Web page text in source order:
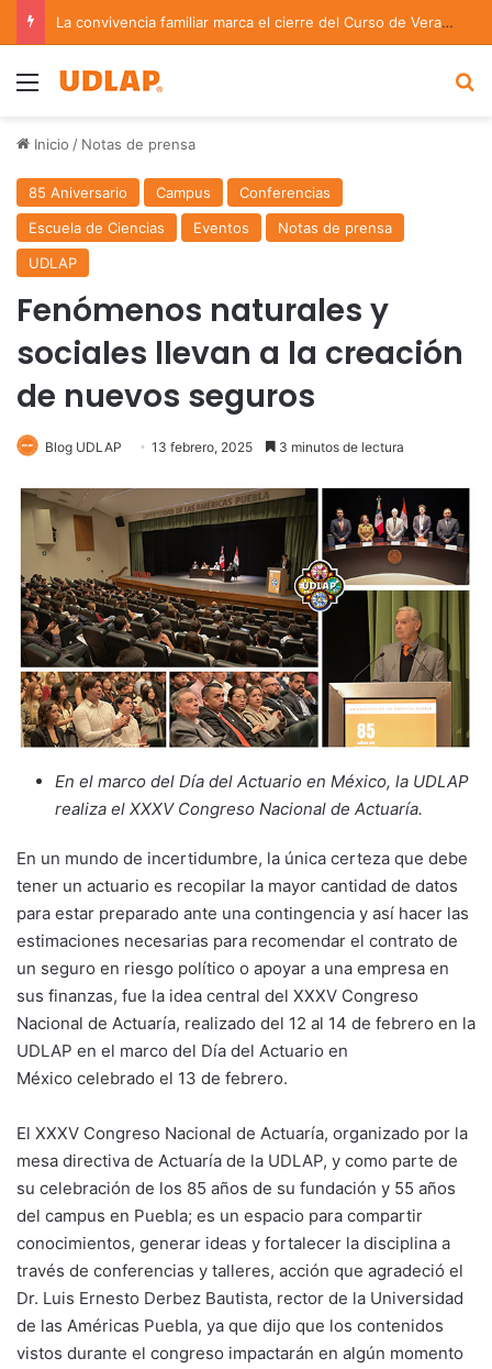
La convivencia familiar marca el cierre del Curso de Verano de Escuelas Aztecas
Menu
Inicio / Notas de prensa
85 Aniversario Campus
Conferencias
Escuela de Ciencias
Eventos
Notas de prensa
UDLAP
Fenómenos naturales y
sociales llevan a la creación
de nuevos seguros
Blog UDLAP 13 febrero, 2025 3 minutos de lectura
En el marco del Día del Actuario en México, la UDLAP
realiza el XXXV Congreso Nacional de Actuaría.
En un mundo de incertidumbre, la única certeza que debe
tener un actuario es recopilar la mayor cantidad de datos
para estar preparado ante una contingencia y así hacer las
estimaciones necesarias para recomendar el contrato de
un seguro en riesgo político o apoyar a una empresa en
sus finanzas, fue la idea central del XXXV Congreso
Nacional de Actuaría, realizado del 12 al 14 de febrero en la
UDLAP en el marco del Día del Actuario en
México celebrado el 13 de febrero.
El XXXV Congreso Nacional de Actuaría, organizado por la
mesa directiva de Actuaría de la UDLAP, y como parte de
su celebración de los 85 años de su fundación y 55 años
del campus en Puebla; es un espacio para compartir
conocimientos, generar ideas y fortalecer la disciplina a
través de conferencias y talleres, acción que agradeció el
Dr. Luis Ernesto Derbez Bautista, rector de la Universidad
de las Américas Puebla, ya que dijo que los contenidos
vistos durante el congreso impactarán en algún momento